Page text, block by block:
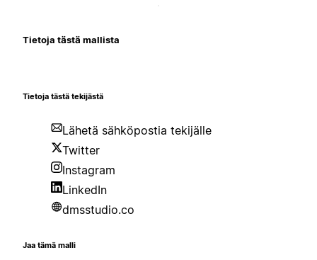
Tietoja tästä mallista
Tietoja tästä tekijästä
Lähetä sähköpostia tekijälle
Twitter
Instagram
LinkedIn
dmsstudio.co
Jaa tämä malli